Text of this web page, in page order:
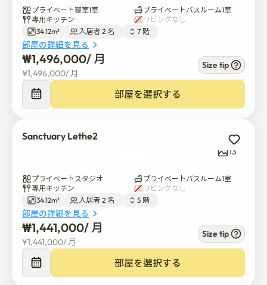
🚇 ソウル大学入口駅1番出口 徒歩1分
🏫 ソウル大学 車で5分
🍜 シャロスギル徒歩2分(グルメ&感性カフェ密集)
🚉江南駅 約13分
🚉三成駅約16分
🚉弘大入口 約27分
🚉明洞駅 約30分
🏪 24時コンビニ1階
🛍️ダイソー&オリーブヤング 徒歩1分
- 有料駐車可能150,000/月、機械式駐車、乗用車のみ可
プライベート寝室1室
プライベートバスルーム1室
専用キッチン
リビングなし
34.12m²
入居者 2 名 7 階
部屋の詳細を見る
₩1,496,000/ 月
¥1,496,000/ 月
Size tip
部屋を選択する
Sanctuary Lethe2
13
プライベートスタジオ
プライベートバスルーム1室
専用キッチン
リビングなし
34.12m²
入居者 2 名 5 階
部屋の詳細を見る
₩1,441,000/ 月
¥1,441,000/ 月
Size tip
部屋を選択する